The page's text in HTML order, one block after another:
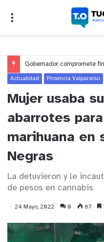
Actualidad Provincia Valparaíso
Mujer usaba
abarrotes
marihuana en
Negras
La detuvieron y le
de pesos en cannabis
24 Mayo, 2022 0 87